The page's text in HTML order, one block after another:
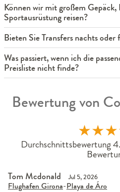
Können wir mit großem Gepäck,
Sportausrüstung reisen?
Bieten Sie Transfers nachts
Was passiert, wenn ich die
Preisliste nicht finde?
Bewertung von
★★★
Durchschnittsbewertung
Tom Mcdonald Jul 5, 2026
Flughafen Girona-Playa de Áro